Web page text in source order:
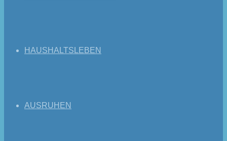
HAUSHALTSLEBEN
AUSRUHEN